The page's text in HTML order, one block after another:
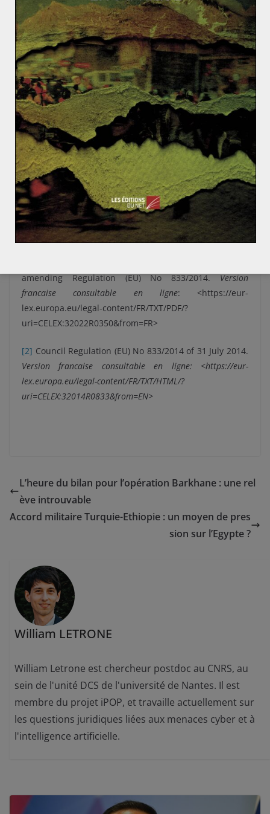
Une structure dédiée, le Centre Européen d’Excellence
pour Contrer les Menaces hybrides (Hybrid CoE) fournit
un support stratégique et opérationnel contre les
menaces hybrides sur le continent.
La seconde partie de ce mini-dossier précisera dans un
premier temps le statut juridique de la désinformation
dans le cadre d’une stratégie hybride. L’analyse portera
dans un second temps sur la notion de « propagande
de guerre, » et s’intéressera à son statut en droit
international afin d’apprécier la valeur juridique des
arguments de l’Union.
Références
amending Regulation (EU) No 833/2014. Version
francaise consultable en ligne: <https://eur-
lex.europa.eu/legal-content/FR/TXT/PDF/?
uri=CELEX:32022R0350&from=FR>
[2] Council Regulation (EU) No 833/2014 of 31 July 2014.
Version francaise consultable en ligne: <https://eur-
lex.europa.eu/legal-content/FR/TXT/HTML/?
uri=CELEX:32014R0833&from=EN>
L’heure du bilan pour l’opération Barkhane : une rel
ève introuvable
Accord militaire Turquie-Ethiopie : un moyen de pres
sion sur l’Egypte ?
William LETRONE
William Letrone est chercheur postdoc au CNRS, au
sein de l'unité DCS de l'université de Nantes. Il est
membre du projet iPOP, et travaille actuellement sur
les questions juridiques liées aux menaces cyber et à
l'intelligence artificielle.